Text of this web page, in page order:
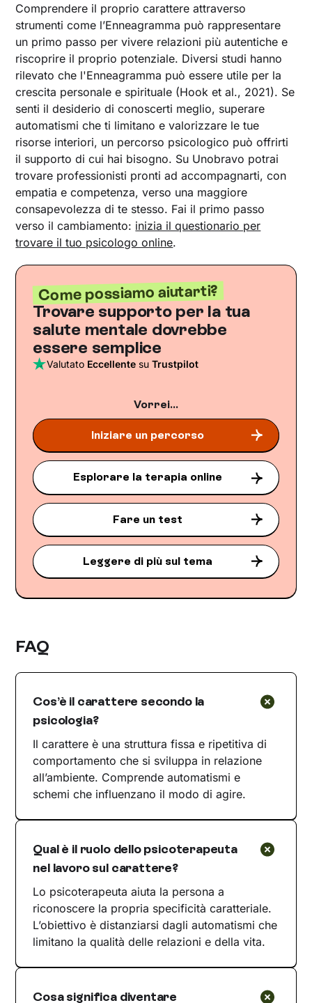
Comprendere il proprio carattere attraverso
strumenti come l’Enneagramma può rappresentare
un primo passo per vivere relazioni più autentiche e
riscoprire il proprio potenziale. Diversi studi hanno
rilevato che l'Enneagramma può essere utile per la
crescita personale e spirituale (Hook et al., 2021). Se
senti il desiderio di conoscerti meglio, superare
automatismi che ti limitano e valorizzare le tue
risorse interiori, un percorso psicologico può offrirti
il supporto di cui hai bisogno. Su Unobravo potrai
trovare professionisti pronti ad accompagnarti, con
empatia e competenza, verso una maggiore
consapevolezza di te stesso. Fai il primo passo
verso il cambiamento: inizia il questionario per
trovare il tuo psicologo online.
Come possiamo aiutarti?
Trovare supporto per la tua
salute mentale dovrebbe
essere semplice
Valutato Eccellente suTrustpilot
Vorrei...
Iniziare un percorso
Esplorare la terapia online
Fare un test
Leggere di più sul tema
FAQ
Cos’è il carattere secondo la
psicologia?
Il carattere è una struttura fissa e ripetitiva di
comportamento che si sviluppa in relazione
all’ambiente. Comprende automatismi e
schemi che influenzano il modo di agire.
Qual è il ruolo dello psicoterapeuta
nel lavoro sul carattere?
Lo psicoterapeuta aiuta la persona a
riconoscere la propria specificità caratteriale.
L’obiettivo è distanziarsi dagli automatismi che
limitano la qualità delle relazioni e della vita.
Cosa significa diventare